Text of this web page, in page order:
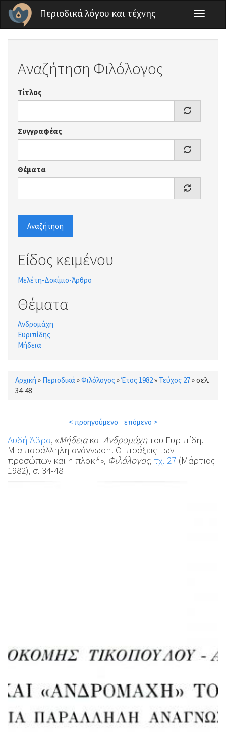
Παράκαμψη προς το κυρίως περιεχόμενο
Περιοδικά λόγου και τέχνης
Toggle
Αναζήτηση Φιλόλογος
Τίτλος
Συγγραφέας
Θέματα
Αναζήτηση
Είδος κειμένου
Μελέτη-Δοκίμιο-Άρθρο
Θέματα
Ανδρομάχη
Ευριπίδης
Μήδεια
Είστε εδώ
Αρχική » Περιοδικά»Φιλόλογος »Έτος 1982» Τεύχος 27»σελ.
34-48
< προηγούμενο επόμενο >
Αυδή Άβρα, «Μήδειακαι Ανδρομάχητου Ευριπίδη.
Μια παράλληλη ανάγνωση. Οι πράξεις των
προσώπων και η πλοκή», Φιλόλογος, τχ. 27 (Μάρτιος
1982), σ. 34-48